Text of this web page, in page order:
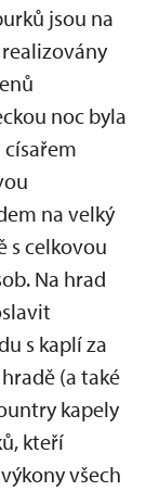
jsou na
noc byla
na velký
s celkovou
Na hrad
s kaplí za
(a také
kapely
kteří
všech